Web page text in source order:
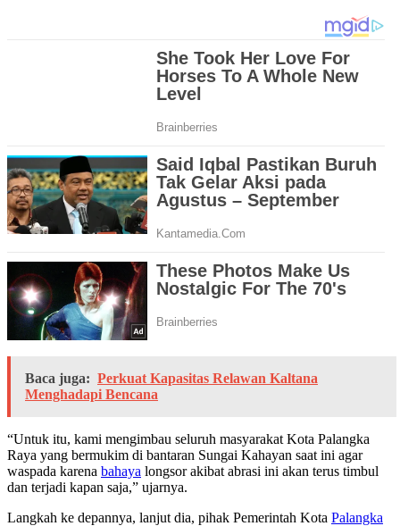
Baca juga: Perkuat Kapasitas Relawan Kaltana
Menghadapi Bencana
“Untuk itu, kami mengimbau seluruh masyarakat Kota Palangka
Raya yang bermukim di bantaran Sungai Kahayan saat ini agar
waspada karena bahaya longsor akibat abrasi ini akan terus timbul
dan terjadi kapan saja,” ujarnya.
Langkah ke depannya, lanjut dia, pihak Pemerintah Kota Palangka